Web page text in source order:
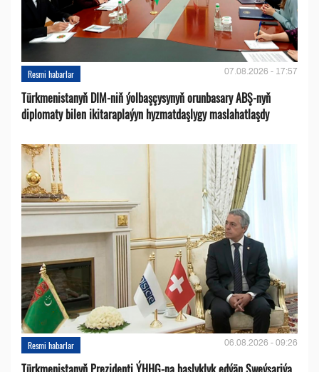
Resmi habarlar 07.08.2026 - 17:57
Türkmenistanyň DIM-niň ýolbaşçysynyň orunbasary ABŞ-nyň
diplomaty bilen ikitaraplaýyn hyzmatdaşlygy maslahatlaşdy
Resmi habarlar 06.08.2026 - 09:26